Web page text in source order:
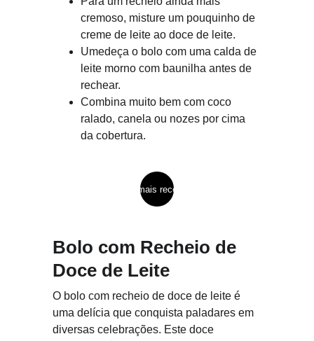
cremoso, misture um pouquinho de
creme de leite ao doce de leite.
Umedeça o bolo com uma calda de
leite morno com baunilha antes de
rechear.
Combina muito bem com coco
ralado, canela ou nozes por cima
da cobertura.
Bolo com Recheio de
Doce de Leite
O bolo com recheio de doce de leite é
uma delícia que conquista paladares em
diversas celebrações. Este doce
ver mais receitas